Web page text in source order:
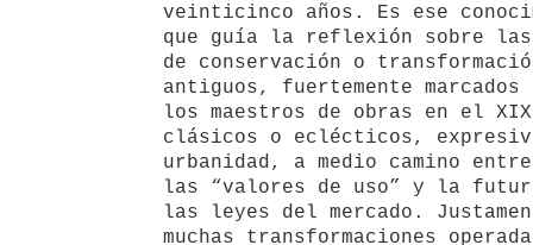
veinticinco años. Es ese
que guía la reflexión sobre
de conservación o
antiguos, fuertemente
los maestros de obras en el
clásicos o eclécticos,
urbanidad, a medio camino
las “valores de uso” y la
las leyes del mercado.
muchas transformaciones